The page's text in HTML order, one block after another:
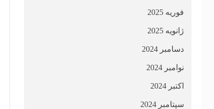
فوریه 2025
ژانویه 2025
دسامبر 2024
نوامبر 2024
اکتبر 2024
سپتامبر 2024